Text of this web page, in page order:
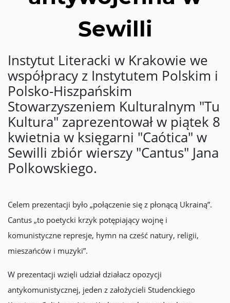
Sewilli
Instytut Literacki w Krakowie we
współpracy z Instytutem Polskim i
Polsko-Hiszpańskim
Stowarzyszeniem Kulturalnym "Tu
Kultura" zaprezentował w piątek 8
kwietnia w księgarni "Caótica" w
Sewilli zbiór wierszy "Cantus" Jana
Polkowskiego.
Celem prezentacji było „połączenie się z płonącą Ukrainą”.
Cantus „to poetycki krzyk potępiający wojnę i
komunistyczne represje, hymn na cześć natury, religii,
mieszańców i muzyki”.
W prezentacji wzięli udział działacz opozycji
antykomunistycznej, jeden z założycieli Studenckiego